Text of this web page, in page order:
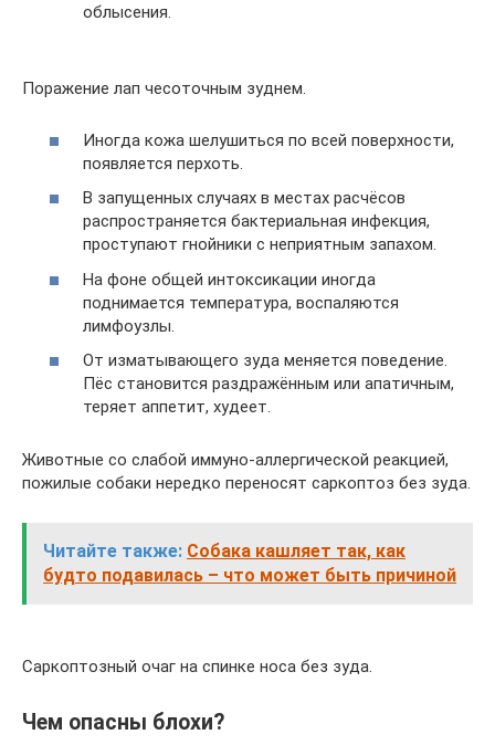
облысения.
Поражение лап чесоточным зуднем.
Иногда кожа шелушиться по всей поверхности,
появляется перхоть.
В запущенных случаях в местах расчёсов
распространяется бактериальная инфекция,
проступают гнойники с неприятным запахом.
На фоне общей интоксикации иногда
поднимается температура, воспаляются
лимфоузлы.
От изматывающего зуда меняется поведение.
Пёс становится раздражённым или апатичным,
теряет аппетит, худеет.
Животные со слабой иммуно-аллергической реакцией,
пожилые собаки нередко переносят саркоптоз без зуда.
Читайте также: Собака кашляет так, как
будто подавилась – что может быть причиной
Саркоптозный очаг на спинке носа без зуда.
Чем опасны блохи?